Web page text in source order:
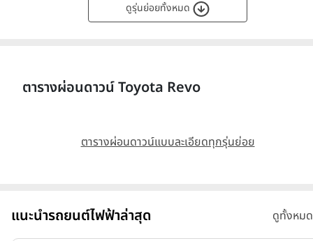
ดูรุ่นย่อยทั้งหมด
ตารางผ่อนดาวน์ Toyota Revo
ตารางผ่อนดาวน์แบบละเอียดทุกรุ่นย่อย
แนะนำรถยนต์ไฟฟ้าล่าสุด ดูทั้งหมด